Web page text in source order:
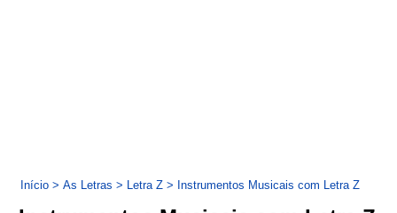
Início > As Letras > Letra Z > Instrumentos Musicais com Letra Z